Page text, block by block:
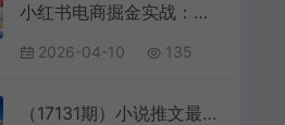
小红书电商掘金实战：从选品开店到爆款笔记，覆盖虚拟产品与直播带货，零基础变现
2026-04-10 135
（17131期）小说推文最新赚钱全流程，门槛低非常适合新手